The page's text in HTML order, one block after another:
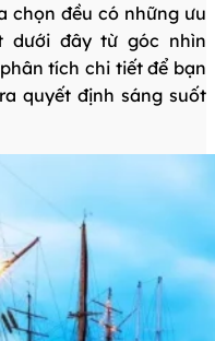
chọn đều có những ưu
dưới đây từ góc nhìn
tích chi tiết để bạn
quyết định sáng suốt